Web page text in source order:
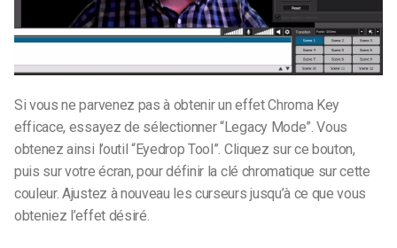
Si vous ne parvenez pas à obtenir un effet Chroma Key
efficace, essayez de sélectionner “Legacy Mode”. Vous
obtenez ainsi l’outil “Eyedrop Tool”. Cliquez sur ce bouton,
puis sur votre écran, pour définir la clé chromatique sur cette
couleur. Ajustez à nouveau les curseurs jusqu’à ce que vous
obteniez l’effet désiré.